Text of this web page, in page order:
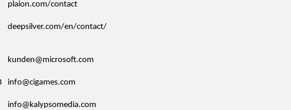
plaion.com/contact
deepsilver.com/en/contact/
kunden@microsoft.com
info@cigames.com
info@kalypsomedia.com